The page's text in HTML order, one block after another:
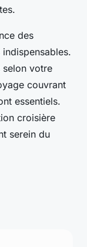
des
selon votre
couvrant
essentiels.
croisière
serein du